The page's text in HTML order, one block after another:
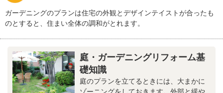
ガーデニングのプランは住宅の外観とデザインテイストが合ったも
のとすると、住まい全体の調和がとれます。
庭・ガーデニングリフォーム基
礎知識
庭のプランを立てるときには、大まかに